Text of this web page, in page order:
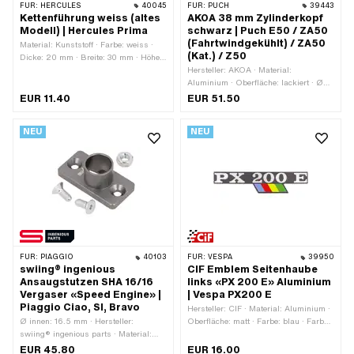
FÜR: HERCULES 40045
Kettenführung weiss (altes
Modell) | Hercules Prima
Material: Kunststoff · Farbe: weiss ·
Dicke: 20 mm · Breite: 30 mm · Höhe:
06 000
EUR 11.40
FÜR: PUCH 39443
AKOA 38 mm Zylinderkopf
schwarz | Puch E50 / ZA50
(Fahrtwindgekühlt) / ZA50
(Kat.) / Z50
Hersteller: AKOA · Material:
Aluminium · Oberfläche: lackiert · Ø
Zylinder: 38 mm · Kerzengewinde: kurz
54.5 mm · Anwendungsbereich:
[mm]: 44 x 44 · Getarnt: Nein
EUR 51.50
NEU
FÜR: PIAGGIO 40103
swiing® ingenious
Ansaugstutzen SHA 16/16
Vergaser «Speed Engine» |
Piaggio Ciao, SI, Bravo
Ø innen: 16.5 mm · Hersteller:
swiing® ingenious parts · Material:
Aluminium · Getarnt: Nein ·
EUR 45.80
NEU
FÜR: VESPA 39950
CIF Emblem Seitenhaube
links «PX 200 E» Aluminium
| Vespa PX200 E
Hersteller: CIF · Material: Aluminium ·
Oberfläche: matt · Farbe: blau · Farbe:
schwarz · Farbe: silber · Dicke: 3 mm ·
EUR 16.00